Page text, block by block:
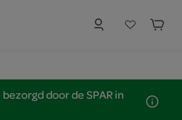
door de SPAR in